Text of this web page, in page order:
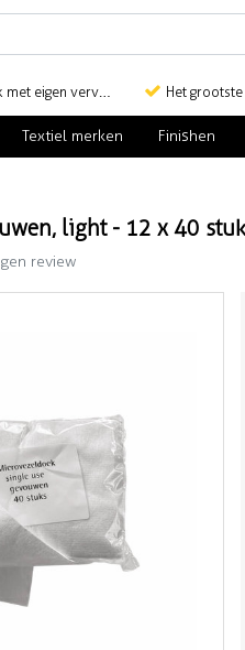
eigen vervoer Het grootste
Textiel merken Finishen
light - 12 x 40
review